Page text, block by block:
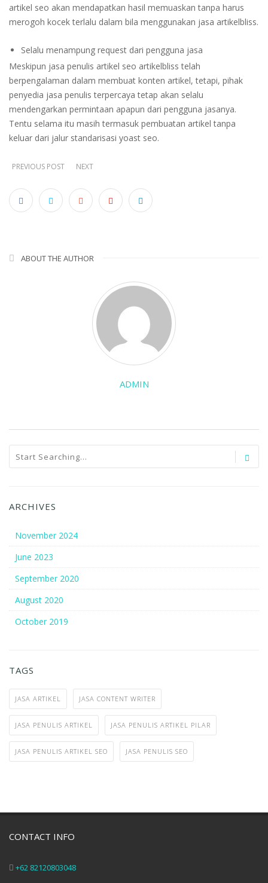
artikel seo akan mendapatkan hasil memuaskan tanpa harus
merogoh kocek terlalu dalam bila menggunakan jasa artikelbliss.
Selalu menampung request dari pengguna jasa
Meskipun jasa penulis artikel seo artikelbliss telah
berpengalaman dalam membuat konten artikel, tetapi, pihak
penyedia jasa penulis terpercaya tetap akan selalu
mendengarkan permintaan apapun dari pengguna jasanya.
Tentu selama itu masih termasuk pembuatan artikel tanpa
keluar dari jalur standarisasi yoast seo.
PREVIOUS POST NEXT
ABOUT THE AUTHOR
ADMIN
ARCHIVES
November 2024
June 2023
September 2020
August 2020
October 2019
TAGS
JASA ARTIKEL JASA CONTENT WRITER
JASA PENULIS ARTIKEL JASA PENULIS ARTIKEL PILAR
JASA PENULIS ARTIKEL SEO JASA PENULIS SEO
CONTACT INFO
+62 82120803048